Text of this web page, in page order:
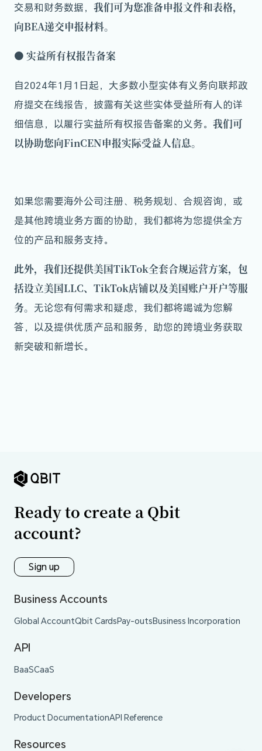
交易和财务数据， 我们可为您准备申报文件和表格，
向BEA递交申报材料。
● 实益所有权报告备案
自2024年1月1日起，大多数小型实体有义务向联邦政
府提交在线报告，披露有关这些实体受益所有人的详
细信息，以履行实益所有权报告备案的义务。 我们可
以协助您向FinCEN申报实际受益人信息。
如果您需要海外公司注册、税务规划、合规咨询，或
是其他跨境业务方面的协助，我们都将为您提供全方
位的产品和服务支持。
此外，我们还提供美国TikTok全套合规运营方案，包
括设立美国LLC、TikTok店铺以及美国账户开户等服
务。 无论您有何需求和疑虑，我们都将竭诚为您解
答，以及提供优质产品和服务，助您的跨境业务获取
新突破和新增长。
Ready to create a Qbit
account?
Sign up
Business Accounts
Global AccountQbit CardsPay-outsBusiness Incorporation
API
BaaSCaaS
Developers
Product DocumentationAPI Reference
Resources